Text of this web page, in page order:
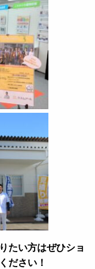
たい方はぜひショ
ださい！